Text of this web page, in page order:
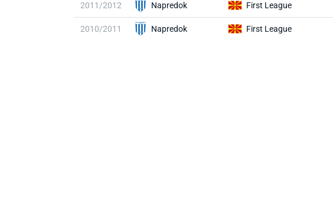
2011/2012 Napredok First League
2010/2011 Napredok First League